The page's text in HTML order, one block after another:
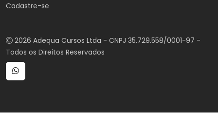
Cadastre-se
2026 Adequa Cursos Ltda - CNPJ 35.729.558/0001-97 -
Todos os Direitos Reservados